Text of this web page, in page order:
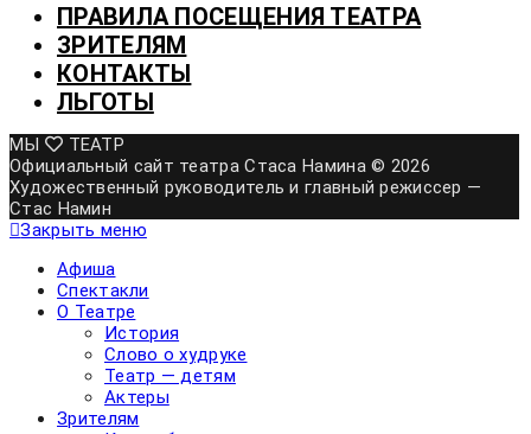
ПРАВИЛА ПОСЕЩЕНИЯ ТЕАТРА
ЗРИТЕЛЯМ
КОНТАКТЫ
ЛЬГОТЫ
МЫ
ТЕАТР
Официальный сайт театра Стаса Намина © 2026
Художественный руководитель и главный режиссер —
Стас Намин
Закрыть меню
Афиша
Спектакли
О Театре
История
Слово о худруке
Театр — детям
Актеры
Зрителям